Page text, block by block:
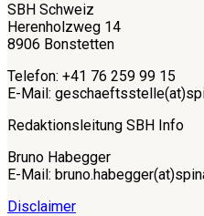
SBH Schweiz
Herenholzweg 14
8906 Bonstetten
Telefon: +41 76 259 99 15
E-Mail:
Redaktionsleitung SBH Info
Bruno Habegger
E-Mail:
Disclaimer